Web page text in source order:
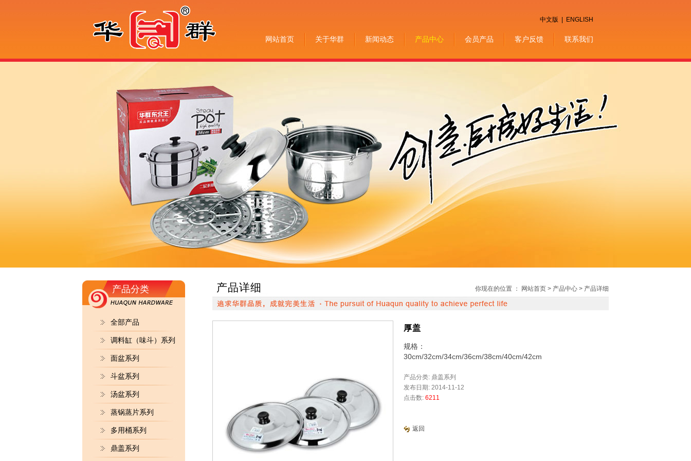
中文版 ENGLISH
网站首页 关于华群 新闻动态 产品中心 会员产品 客户反馈 联系我们
产品分类
全部产品
调料缸（味斗）系列
面盆系列
斗盆系列
汤盆系列
蒸锅蒸片系列
多用桶系列
鼎盖系列
产品详细 你现在的位置 ： 网站首页 > 产品中心 > 产品详细
厚盖
规格：
30cm/32cm/34cm/36cm/38cm/40cm/42cm
产品分类: 鼎盖系列
发布日期: 2014-11-12
点击数: 6211
返回